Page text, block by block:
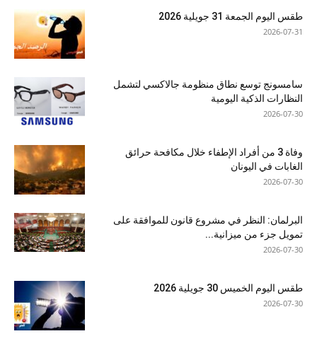
طقس اليوم الجمعة 31 جويلية 2026
2026-07-31
سامسونج توسع نطاق منظومة جالاكسي لتشمل
النظارات الذكية اليومية
2026-07-30
وفاة 3 من أفراد الإطفاء خلال مكافحة حرائق
الغابات في اليونان
2026-07-30
البرلمان: النظر في مشروع قانون للموافقة على
تمويل جزء من ميزانية...
2026-07-30
طقس اليوم الخميس 30 جويلية 2026
2026-07-30